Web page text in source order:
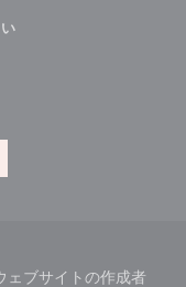
新しいウィンドウで
((新しいウィンド
ブサイトの作成者